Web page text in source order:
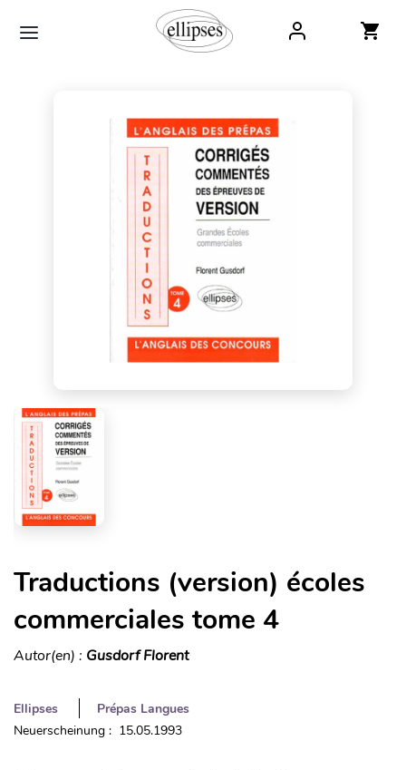
Traductions (version) écoles
commerciales tome 4
Autor(en) : Gusdorf Florent
Ellipses
Prépas Langues
Neuerscheinung : 15.05.1993